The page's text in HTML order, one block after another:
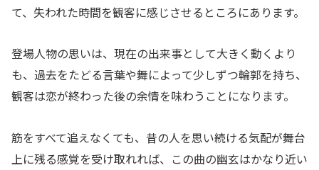
て、失われた時間を観客に感じさせるところにあります。
登場人物の思いは、現在の出来事として大きく動くより
も、過去をたどる言葉や舞によって少しずつ輪郭を持ち、
観客は恋が終わった後の余情を味わうことになります。
筋をすべて追えなくても、昔の人を思い続ける気配が舞台
上に残る感覚を受け取れれば、この曲の幽玄はかなり近い